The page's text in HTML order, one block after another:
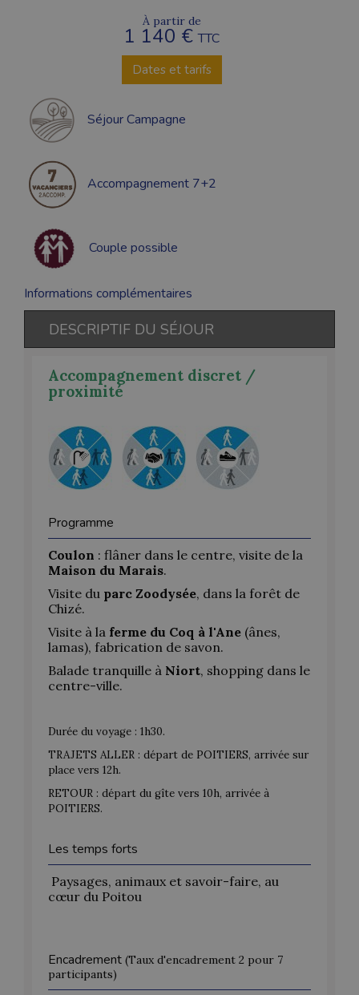
À partir de
1 140 €TTC
Dates et tarifs
Séjour Campagne
Accompagnement 7+2
Couple possible
Informations complémentaires
DESCRIPTIF DU SÉJOUR
Accompagnement discret /
proximité
Programme
Coulon : flâner dans le centre, visite de la
Maison du Marais.
Visite du parc Zoodysée, dans la forêt de
Chizé.
Visite à la ferme du Coq à l'Ane (ânes,
lamas), fabrication de savon.
Balade tranquille à Niort, shopping dans le
centre-ville.
Durée du voyage : 1h30.
TRAJETS ALLER : départ de POITIERS, arrivée sur
place vers 12h.
RETOUR : départ du gîte vers 10h, arrivée à
POITIERS.
Les temps forts
Paysages, animaux et savoir-faire, au
cœur du Poitou
Encadrement (Taux d'encadrement 2 pour 7
participants)